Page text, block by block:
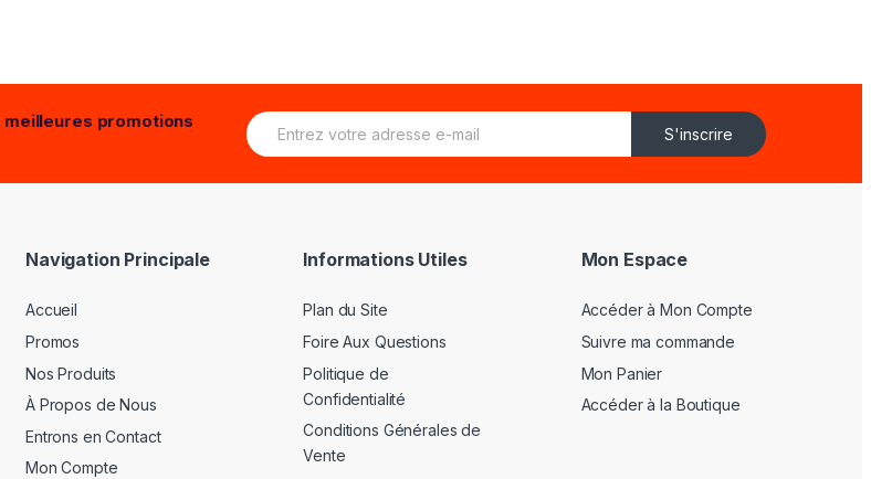
meilleures promotions
E
m
i
S'inscrire
Navigation Principale
Accueil
Promos
Nos Produits
À Propos de Nous
Entrons en Contact
Mon Compte
Informations Utiles
Plan du Site
Foire Aux Questions
Politique de
Confidentialité
Conditions Générales de
Vente
Mon Espace
Accéder à Mon Compte
Suivre ma commande
Mon Panier
Accéder à la Boutique